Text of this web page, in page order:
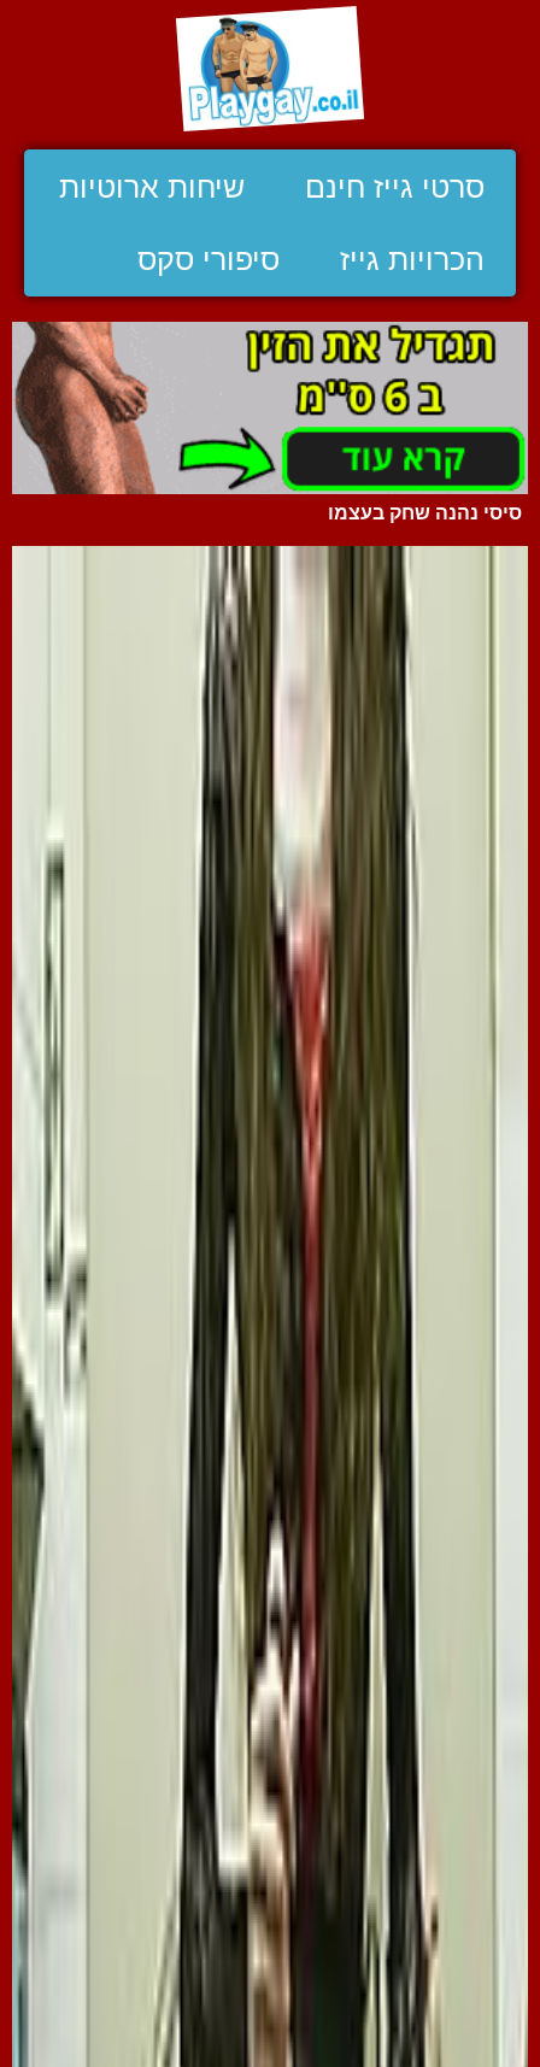
סרטי גייז חינם שיחות ארוטיות
הכרויות גייז סיפורי סקס
סיסי נהנה שחק בעצמו